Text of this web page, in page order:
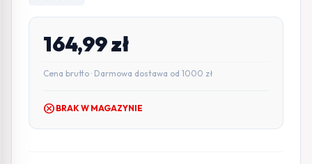
164,99zł
Cena brutto · Darmowa dostawa od 1000 zł
cancel BRAK W MAGAZYNIE